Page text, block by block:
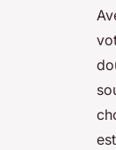
10 min